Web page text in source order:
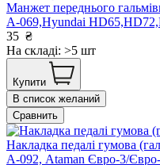
Манжет переднього
А-069,Hyundai
35 ₴
На складі: >5 шт
Купити
В список желаний
Сравнить
Накладка педалі гумова
А-092, Ataman Євро-3/